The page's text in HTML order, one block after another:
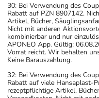
30: Bei Verwendung des
Rabatt auf PZN 8907142.
Artikel, Bücher,
Nicht mit anderen
kombinierbar und nur
APONEO App. Gültig:
Vorrat reicht. Wir behalten
Keine Barauszahlung.
32: Bei Verwendung des
Rabatt auf viele Hansaplast-
rezeptpflichtige Artikel,